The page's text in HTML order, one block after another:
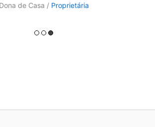
Dona de Casa / Proprietária